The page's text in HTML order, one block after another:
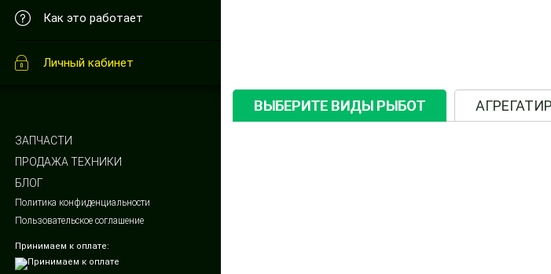
Как это работает
Личный кабинет
ЗАПЧАСТИ
ПРОДАЖА ТЕХНИКИ
БЛОГ
Политика конфиденциальности
Пользовательское соглашение
Принимаем к оплате:
ВЫБЕРИТЕ ВИДЫ РЫБОТ